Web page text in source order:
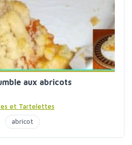
aux abricots
et Tartelettes
abricot